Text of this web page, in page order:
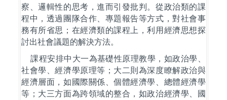
察、邏輯性的思考，進而引發批判。從政治類的課
程中，透過團隊合作、專題報告等方式，對社會事
務有所省思；在經濟類的課程上，利用經濟思想探
討出社會議題的解決方法。
課程安排中大一為基礎性原理教學，如政治學、
社會學、經濟學原理等；大二則為深度瞭解政治與
經濟層面，如國際關係、個體經濟學、總體經濟學
等；大三方面為跨領域的整合，如政治經濟學、國